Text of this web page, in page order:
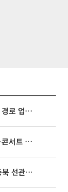
태풍 '돌핀' 오키나와 접근…일본기상청 경로 업데이트
빅뱅, 20주년 기념 '새 뱅봉' 선보인다⋯콘서트 앞두고 팝업 개최
압수수색